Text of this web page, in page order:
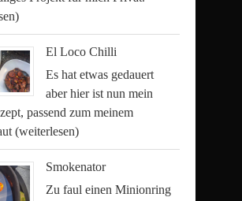
El Loco Chilli
Es hat etwas gedauert
aber hier ist nun mein
passend zum meinem
(weiterlesen)
Smokenator
Zu faul einen Minionring